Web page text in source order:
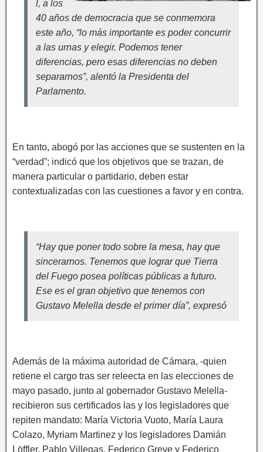
l, a los
40 años de democracia que se conmemora
este año, “lo más importante es poder concurrir
a las urnas y elegir. Podemos tener
diferencias, pero esas diferencias no deben
separarnos”, alentó la Presidenta del
Parlamento.
En tanto, abogó por las acciones que se sustenten en la
“verdad”; indicó que los objetivos que se trazan, de
manera particular o partidario, deben estar
contextualizadas con las cuestiones a favor y en contra.
“Hay que poner todo sobre la mesa, hay que
sincerarnos. Tenemos que lograr que Tierra
del Fuego posea políticas públicas a futuro.
Ese es el gran objetivo que tenemos con
Gustavo Melella desde el primer día”, expresó
Además de la máxima autoridad de Cámara, -quien
retiene el cargo tras ser releecta en las elecciones de
mayo pasado, junto al gobernador Gustavo Melella-
recibieron sus certificados las y los legisladores que
repiten mandato: María Victoria Vuoto, María Laura
Colazo, Myriam Martinez y los legisladores Damián
Löffler, Pablo Villegas, Federico Greve y Federico